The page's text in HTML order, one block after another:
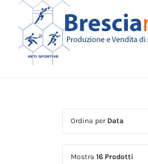
Ordina per Data
Mostra 16 Prodotti